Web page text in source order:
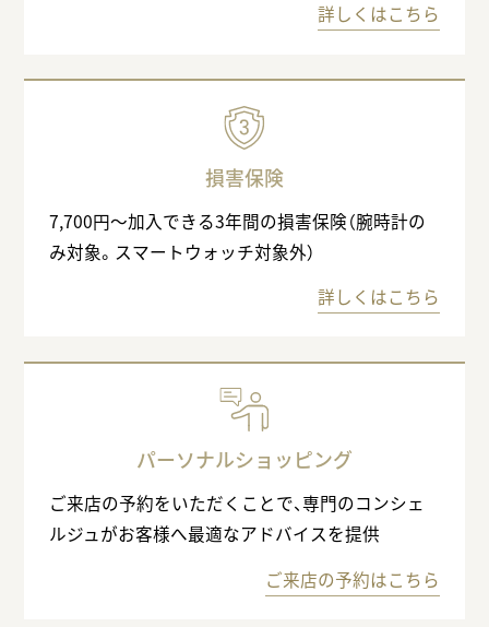
詳しくはこちら
損害保険
7,700円〜加入できる3年間の損害保険（腕時計の
み対象。スマートウォッチ対象外）
詳しくはこちら
パーソナルショッピング
ご来店の予約をいただくことで、専門のコンシェ
ルジュがお客様へ最適なアドバイスを提供
ご来店の予約はこちら